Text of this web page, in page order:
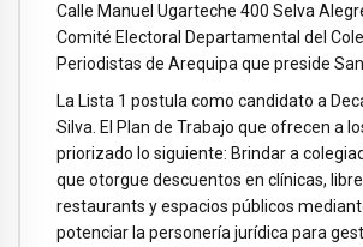
Calle Manuel Ugarteche 400 Selva
Comité Electoral Departamental del
Periodistas de Arequipa que preside
La Lista 1 postula como candidato a
Silva. El Plan de Trabajo que ofrecen a
priorizado lo siguiente: Brindar a
que otorgue descuentos en clínicas,
restaurants y espacios públicos
potenciar la personería jurídica para